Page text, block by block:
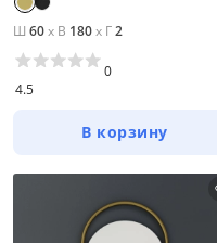
Ш 60x В 180x Г2
4.5
0
В корзину